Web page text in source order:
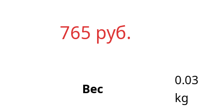
765 руб.
Вес
0.03
kg